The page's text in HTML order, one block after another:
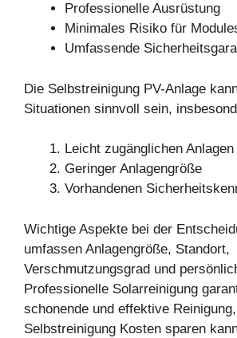
Professionelle Ausrüstung
Minimales Risiko für
Umfassende
Die Selbstreinigung PV-Anlage
Situationen sinnvoll sein,
Leicht zugänglichen Anlagen
Geringer Anlagengröße
Vorhandenen
Wichtige Aspekte bei der
umfassen Anlagengröße, Standort,
Verschmutzungsgrad und
Professionelle Solarreinigung
schonende und effektive
Selbstreinigung Kosten sparen